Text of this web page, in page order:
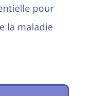
pour
la maladie